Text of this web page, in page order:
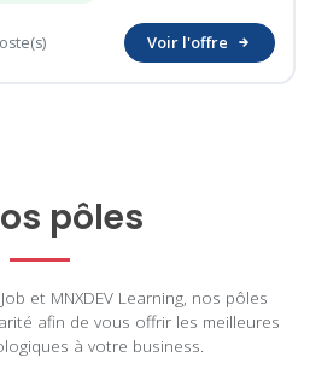
Voir l'offre
pôles
Job et MNXDEV Learning, nos pôles
afin de vous offrir les meilleures
à votre business.